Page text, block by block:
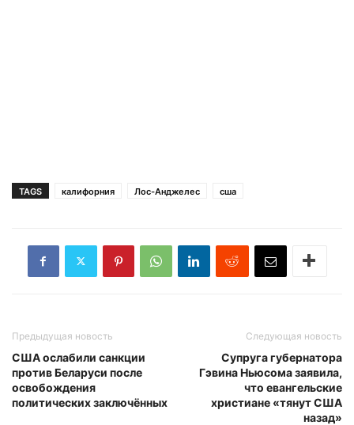
TAGS калифорния Лос-Анджелес сша
Предыдущая новость
США ослабили санкции
против Беларуси после
освобождения
политических заключённых
Следующая новость
Супруга губернатора
Гэвина Ньюсома заявила,
что евангельские
христиане «тянут США
назад»